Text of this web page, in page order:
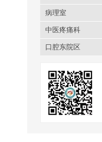
病理室
中医疼痛科
口腔东院区